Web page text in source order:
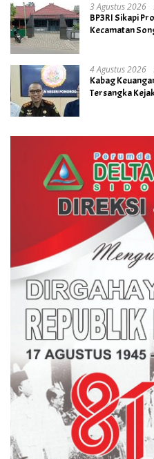
3 Agustus 2026
BP3RI Sikapi
Kecamatan
4 Agustus 2026
Kabag
Tersangka